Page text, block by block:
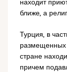
находит
ближе, а
Турция, в
размещенных
стране
причем